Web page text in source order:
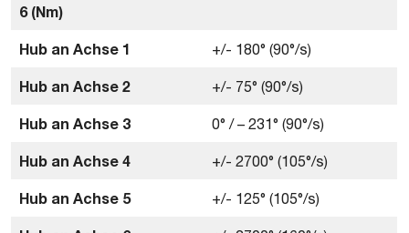
6 (Nm)
Hub an Achse 1 +/- 180° (90°/s)
Hub an Achse 2 +/- 75° (90°/s)
Hub an Achse 3 0° / – 231° (90°/s)
Hub an Achse 4 +/- 2700° (105°/s)
Hub an Achse 5 +/- 125° (105°/s)